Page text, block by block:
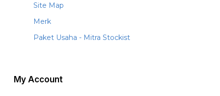
Site Map
Merk
Paket Usaha - Mitra Stockist
My Account